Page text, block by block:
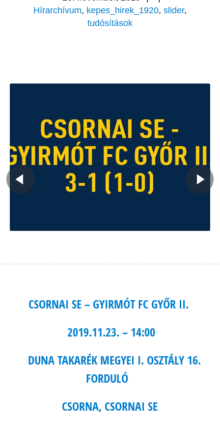
Hírarchívum, kepes_hirek_1920, slider,
tudósítások
CSORNAI SE – GYIRMÓT FC GYŐR II.
2019.11.23. – 14:00
DUNA TAKARÉK MEGYEI I. OSZTÁLY 16.
FORDULÓ
CSORNA, CSORNAI SE